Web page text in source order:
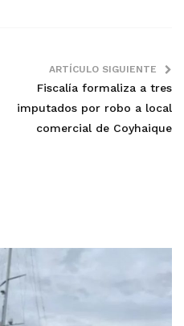
ARTÍCULO SIGUIENTE
Fiscalía formaliza a tres
imputados por robo a local
comercial de Coyhaique